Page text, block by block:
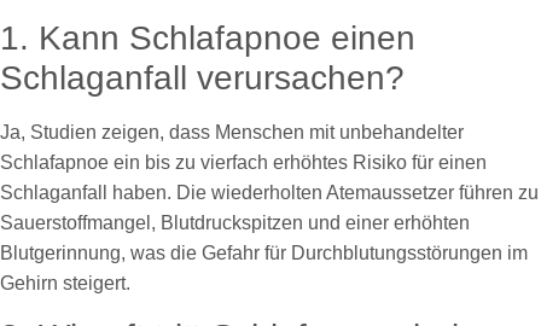
1. Kann Schlafapnoe einen
Schlaganfall verursachen?
Ja, Studien zeigen, dass Menschen mit unbehandelter
Schlafapnoe ein bis zu vierfach erhöhtes Risiko für einen
Schlaganfall haben. Die wiederholten Atemaussetzer führen zu
Sauerstoffmangel, Blutdruckspitzen und einer erhöhten
Blutgerinnung, was die Gefahr für Durchblutungsstörungen im
Gehirn steigert.